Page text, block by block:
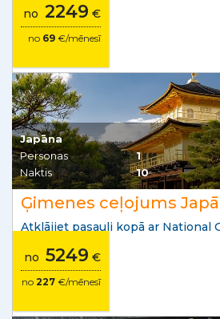
no 2249 €
no 69 €/mēnesī
Japāna
Personas
1
Naktis
10
Ģimenes ceļojums
Atklājiet pasauli kopā ar National
no 5249 €
no 227 €/mēnesī